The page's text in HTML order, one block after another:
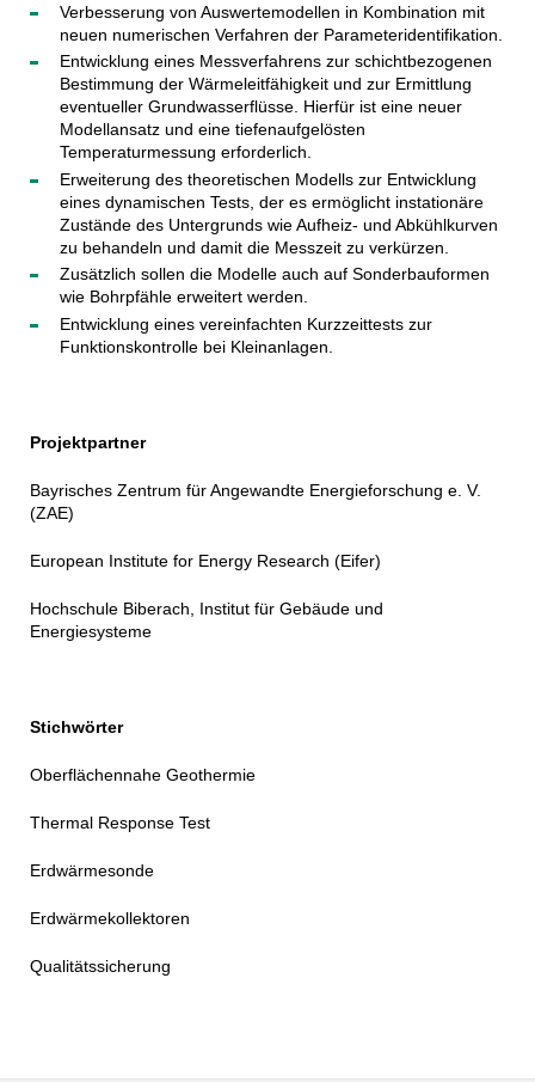
Verbesserung von Auswertemodellen in Kombination mit
neuen numerischen Verfahren der Parameteridentifikation.
Entwicklung eines Messverfahrens zur schichtbezogenen
Bestimmung der Wärmeleitfähigkeit und zur Ermittlung
eventueller Grundwasserflüsse. Hierfür ist eine neuer
Modellansatz und eine tiefenaufgelösten
Temperaturmessung erforderlich.
Erweiterung des theoretischen Modells zur Entwicklung
eines dynamischen Tests, der es ermöglicht instationäre
Zustände des Untergrunds wie Aufheiz- und Abkühlkurven
zu behandeln und damit die Messzeit zu verkürzen.
Zusätzlich sollen die Modelle auch auf Sonderbauformen
wie Bohrpfähle erweitert werden.
Entwicklung eines vereinfachten Kurzzeittests zur
Funktionskontrolle bei Kleinanlagen.
Projektpartner
Bayrisches Zentrum für Angewandte Energieforschung e. V.
(ZAE)
European Institute for Energy Research (Eifer)
Hochschule Biberach, Institut für Gebäude und
Energiesysteme
Stichwörter
Oberflächennahe Geothermie
Thermal Response Test
Erdwärmesonde
Erdwärmekollektoren
Qualitätssicherung